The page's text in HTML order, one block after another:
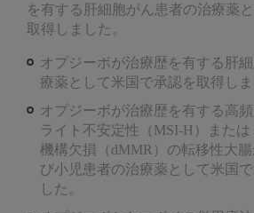
を有する肝細胞がん患者の治療薬
取得しました。
オプジーボが治療歴を有する肝
療薬として米国で承認を取得しま
オプジーボが治療歴を有する高
ライト不安定性（MSI-H）また
機構欠損（dMMR）の転移性大
び小児患者の治療薬として米国
した。